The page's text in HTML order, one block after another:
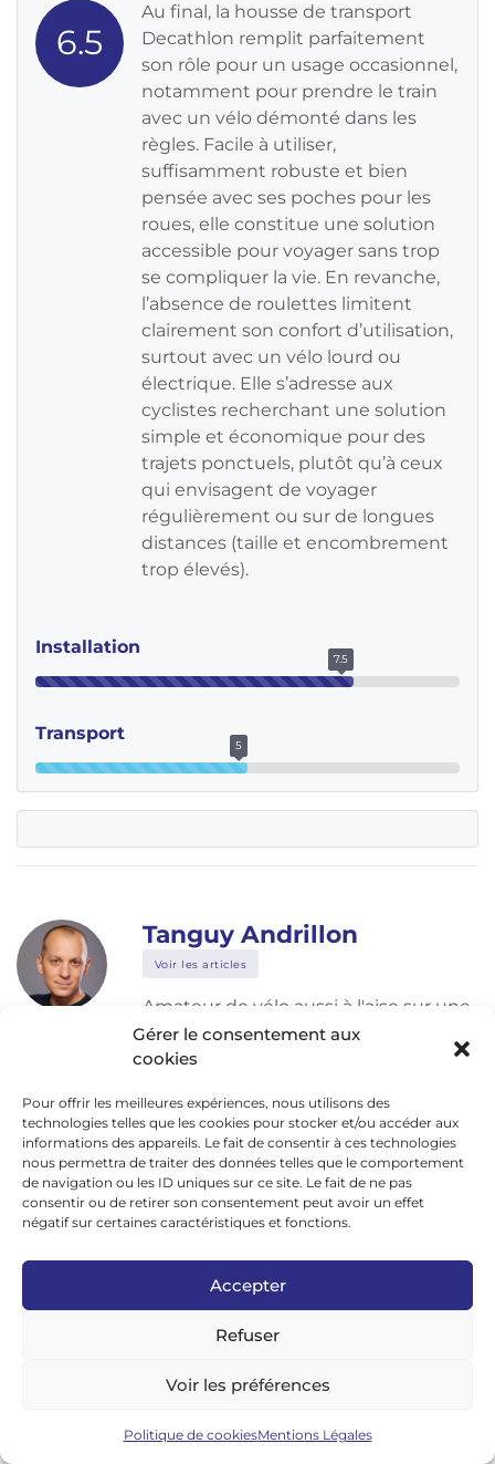
Gérer le consentement aux
cookies
Pour offrir les meilleures expériences, nous utilisons des
technologies telles que les cookies pour stocker et/ou accéder aux
informations des appareils. Le fait de consentir à ces technologies
nous permettra de traiter des données telles que le comportement
de navigation ou les ID uniques sur ce site. Le fait de ne pas
consentir ou de retirer son consentement peut avoir un effet
négatif sur certaines caractéristiques et fonctions.
Accepter
Refuser
Voir les préférences
Politique de cookiesMentions Légales
6.5
Au final, la housse de transport
Decathlon remplit parfaitement
son rôle pour un usage occasionnel,
notamment pour prendre le train
avec un vélo démonté dans les
règles. Facile à utiliser,
suffisamment robuste et bien
pensée avec ses poches pour les
roues, elle constitue une solution
accessible pour voyager sans trop
se compliquer la vie. En revanche,
l’absence de roulettes limitent
clairement son confort d’utilisation,
surtout avec un vélo lourd ou
électrique. Elle s’adresse aux
cyclistes recherchant une solution
simple et économique pour des
trajets ponctuels, plutôt qu’à ceux
qui envisagent de voyager
régulièrement ou sur de longues
distances (taille et encombrement
trop élevés).
Installation
7.5
Transport
5
Tanguy Andrillon
Voir les articles
Amateur de vélo aussi à l'aise sur une
roue que sur deux. Mon objectif :
informer avec passion.
Decathlon
Articles similaires